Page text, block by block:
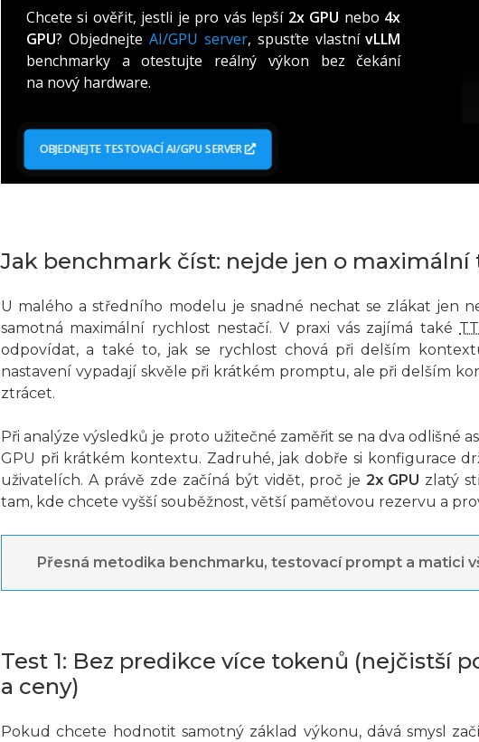
Chcete si ověřit, jestli je pro vás lepší 2x GPU nebo 4x
GPU? Objednejte AI/GPU server, spusťte vlastnívLLM
benchmarky a otestujte reálný výkon bez čekání
na nový hardware.
OBJEDNEJTE TESTOVACÍ AI/GPU SERVER
Jak benchmark číst: nejde jen o maximální
U malého a středního modelu je snadné nechat se zlákat jen
samotná maximální rychlost nestačí. V praxi vás zajímá také
odpovídat, a také to, jak se rychlost chová při delším
nastavení vypadají skvěle při krátkém promptu, ale při delším
ztrácet.
Při analýze výsledků je proto užitečné zaměřit se na dva odlišné
GPU při krátkém kontextu. Zadruhé, jak dobře si konfigurace
uživatelích. A právě zde začíná být vidět, proč je 2x GPU zlatý
tam, kde chcete vyšší souběžnost, větší paměťovou rezervu a
Přesná metodika benchmarku, testovací prompt a matici
Test 1: Bez predikce více tokenů (nejčistší
a ceny)
Pokud chcete hodnotit samotný základ výkonu, dává smysl